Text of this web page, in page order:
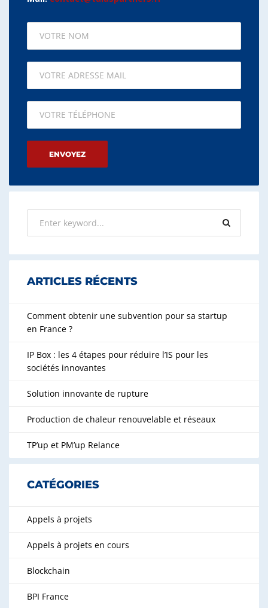
Please leave this field empty.
ARTICLES RÉCENTS
Comment obtenir une subvention pour sa startup
en France ?
IP Box : les 4 étapes pour réduire l’IS pour les
sociétés innovantes
Solution innovante de rupture
Production de chaleur renouvelable et réseaux
TP’up et PM’up Relance
CATÉGORIES
Appels à projets
Appels à projets en cours
Blockchain
BPI France